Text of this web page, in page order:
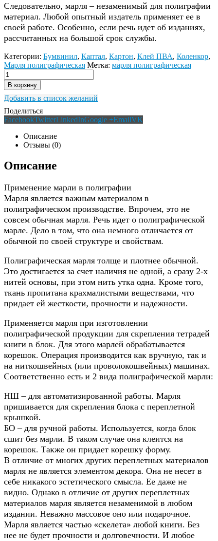
Следовательно, марля – незаменимый для полиграфии
материал. Любой опытный издатель применяет ее в
своей работе. Особенно, если речь идет об изданиях,
рассчитанных на большой срок службы.
Категории: Бумвинил, Каптал, Картон, Клей ПВА, Коленкор,
Марля полиграфическая Метка: марля полиграфическая
В корзину
Добавить в список желаний
Поделиться
FacebookTwitterLinkedInGoogle +EmailVK
Описание
Отзывы (0)
Описание
Применение марли в полиграфии
Марля является важным материалом в
полиграфическом производстве. Впрочем, это не
совсем обычная марля. Речь идет о полиграфической
марле. Дело в том, что она немного отличается от
обычной по своей структуре и свойствам.
Полиграфическая марля толще и плотнее обычной.
Это достигается за счет наличия не одной, а сразу 2-х
нитей основы, при этом нить утка одна. Кроме того,
ткань пропитана крахмалистыми веществами, что
придает ей жесткости, прочности и надежности.
Применяется марля при изготовлении
полиграфической продукции для скрепления тетрадей
книги в блок. Для этого марлей обрабатывается
корешок. Операция производится как вручную, так и
на ниткошвейных (или проволокошвейных) машинах.
Соответственно есть и 2 вида полиграфической марли:
НШ – для автоматизированной работы. Марля
пришивается для скрепления блока с переплетной
крышкой.
БО – для ручной работы. Используется, когда блок
сшит без марли. В таком случае она клеится на
корешок. Также он придает корешку форму.
В отличие от многих других переплетных материалов
марля не является элементом декора. Она не несет в
себе никакого эстетического смысла. Ее даже не
видно. Однако в отличие от других переплетных
материалов марля является незаменимой в любом
издании. Неважно массовое оно или подарочное.
Марля является частью «скелета» любой книги. Без
нее не будет прочности и долговечности. И любое